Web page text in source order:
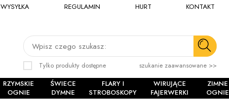
Wpisz czego szukasz:
Tylko produkty dostępne szukanie zaawansowane >>
WYSYŁKA REGULAMIN HURT KONTAKT
RZYMSKIE
OGNIE
ŚWIECE
DYMNE
FLARY I
STROBOSKOPY
WIRUJĄCE
FAJERWERKI
ZIMNE
OGNIE